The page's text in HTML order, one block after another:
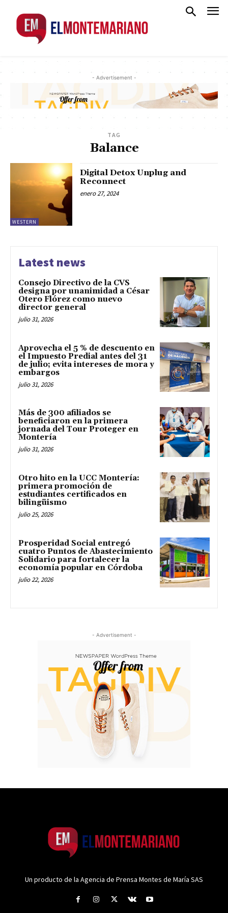
- Advertisement -
TAG
Balance
WESTERN
Digital Detox Unplug and
Reconnect
enero 27, 2024
Latest news
Consejo Directivo de la CVS
designa por unanimidad a César
Otero Flórez como nuevo
director general
julio 31, 2026
Aprovecha el 5 % de descuento en
el Impuesto Predial antes del 31
de julio; evita intereses de mora y
embargos
julio 31, 2026
Más de 300 afiliados se
beneficiaron en la primera
jornada del Tour Proteger en
Montería
julio 31, 2026
Otro hito en la UCC Montería:
primera promoción de
estudiantes certificados en
bilingüismo
julio 25, 2026
Prosperidad Social entregó
cuatro Puntos de Abastecimiento
Solidario para fortalecer la
economía popular en Córdoba
julio 22, 2026
- Advertisement -
Un producto de la Agencia de Prensa Montes de María SAS